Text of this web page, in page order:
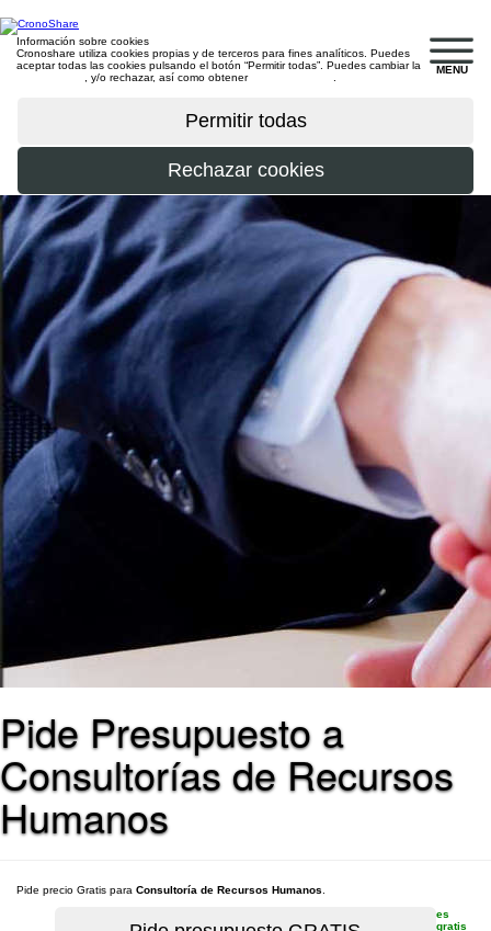
MENU
Información sobre cookies
Cronoshare utiliza cookies propias y de terceros para fines analíticos. Puedes
aceptar todas las cookies pulsando el botón “Permitir todas”. Puedes cambiar la
, y/o rechazar, así como obtener
Pide Presupuesto a
Consultorías de Recursos
Humanos
Pide precio Gratis para Consultoría de Recursos Humanos
es
gratis